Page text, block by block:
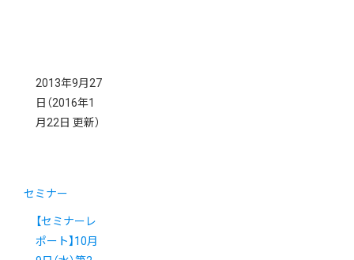
2013年9月27
日 （2016年1
月22日 更新）
セミナー
【セミナーレ
ポート】10月